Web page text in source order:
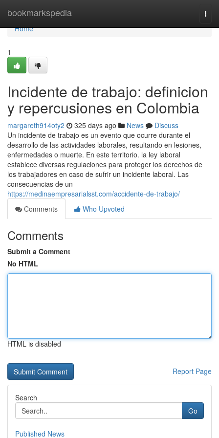
bookmarkspedia
Home
Home
1
Incidente de trabajo: definicion
y repercusiones en Colombia
margareth914oty2 325 days ago News
Discuss
Un incidente de trabajo es un evento que ocurre durante el
desarrollo de las actividades laborales, resultando en lesiones,
enfermedades o muerte. En este territorio. la ley laboral
establece diversas regulaciones para proteger los derechos de
los trabajadores en caso de sufrir un incidente laboral. Las
consecuencias de un
https://medinaempresarialsst.com/accidente-de-trabajo/
Comments
Who Upvoted
Comments
Submit a Comment
No HTML
HTML is disabled
Report Page
Search
Go
Published News